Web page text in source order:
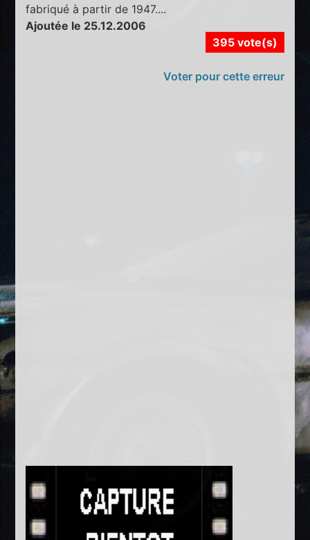
fabriqué à partir de 1947....
Ajoutée le 25.12.2006
395 vote(s)
Voter pour cette erreur